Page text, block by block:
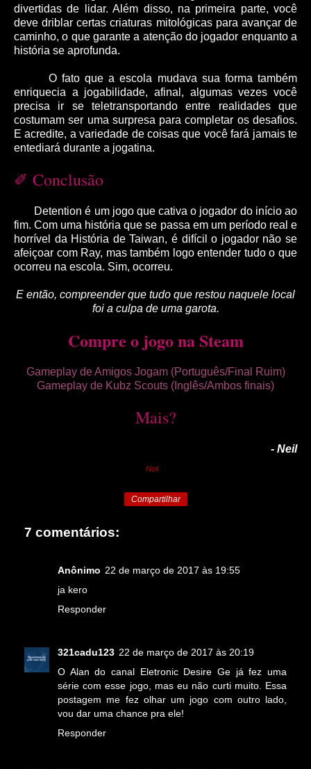
divertidas de lidar. Além disso, na primeira parte, você
deve driblar certas criaturas mitológicas para avançar de
caminho, o que garante a atenção do jogador enquanto a
história se aprofunda.
O fato que a escola mudava sua forma também
enriquecia a jogabilidade, afinal, algumas vezes você
precisa ir se teletransportando entre realidades que
costumam ser uma surpresa para completar os desafios.
E acredite, a variedade de coisas que você fará jamais te
entediará durante a jogatina.
✐ Conclusão
Detention é um jogo que cativa o jogador do início ao
fim. Com uma história que se passa em um período real e
horrível da História de Taiwan, é difícil o jogador não se
afeiçoar com Ray, mas também logo entender tudo o que
ocorreu na escola. Sim, ocorreu.
E então, compreender que tudo que restou naquele local
foi a culpa de uma garota.
Compre o jogo na Steam
Gameplay de Amigos Jogam (Português/Final Ruim)
Gameplay de Kubz Scouts (Inglês/Ambos finais)
Mais?
- Neil
Neil
Compartilhar
7 comentários:
Anônimo 22 de março de 2017 às 19:55
ja kero
Responder
321cadu123 22 de março de 2017 às 20:19
O Alan do canal Eletronic Desire Ge já fez uma
série com esse jogo, mas eu não curti muito. Essa
postagem me fez olhar um jogo com outro lado,
vou dar uma chance pra ele!
Responder